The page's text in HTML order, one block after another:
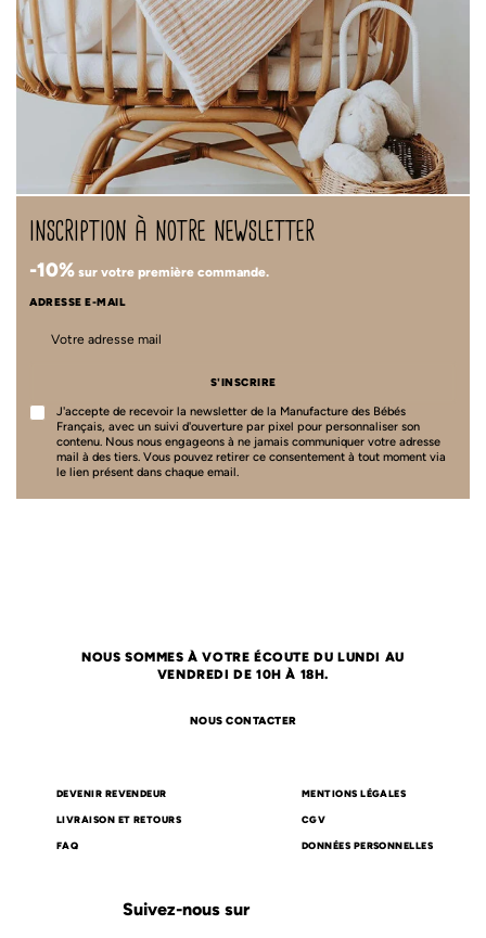
inscription à notre newsletter
-10% sur votre première commande.
ADRESSE E-MAIL
S'INSCRIRE
J'accepte de recevoir la newsletter de la Manufacture des Bébés
Français, avec un suivi d'ouverture par pixel pour personnaliser son
contenu. Nous nous engageons à ne jamais communiquer votre adresse
mail à des tiers. Vous pouvez retirer ce consentement à tout moment via
le lien présent dans chaque email.
NOUS SOMMES À VOTRE ÉCOUTE DU LUNDI AU
VENDREDI DE 10H À 18H.
NOUS CONTACTER
DEVENIR REVENDEUR
LIVRAISON ET RETOURS
FAQ
MENTIONS LÉGALES
CGV
DONNÉES PERSONNELLES
Suivez-nous sur